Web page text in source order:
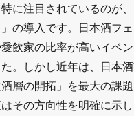
に注目されているのが
の導入です。日本酒フ
飲家の比率が高いイベ
。しかし近年は、日本
層の開拓」を最大の課
その方向性を明確に示